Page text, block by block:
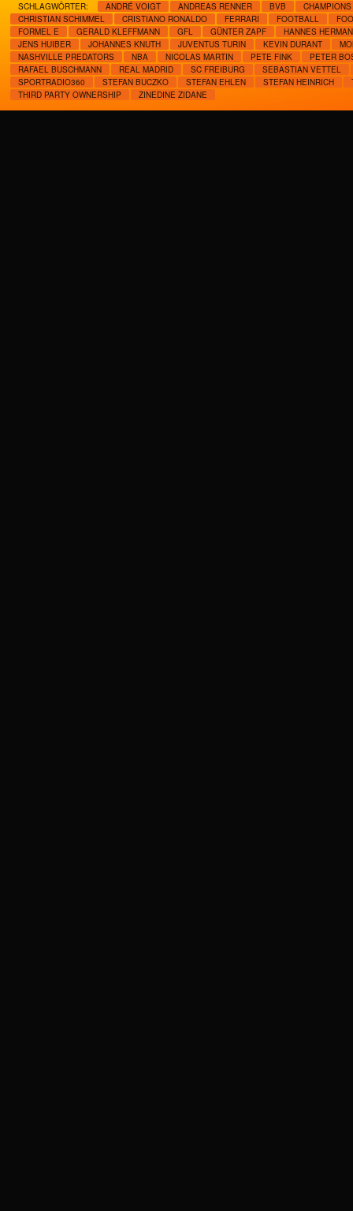
SCHLAGWÖRTER: ANDRÉ VOIGT ANDREAS RENNER BVB
CHRISTIAN SCHIMMEL
CRISTIANO RONALDO FERRARI FOOTBALL
FORMEL E
GERALD KLEFFMANN GFL GÜNTER ZAPF
HANNES
JENS HUIBER
JOHANNES KNUTH JUVENTUS TURIN KEVIN DURANT
NASHVILLE PREDATORS
NBA NICOLAS MARTIN PETE FINK
PETER
RAFAEL BUSCHMANN
REAL MADRID SC FREIBURG
SEBASTIAN VETTEL
SPORTRADIO360
STEFAN BUCZKO STEFAN EHLEN STEFAN HEINRICH
THIRD PARTY OWNERSHIP
ZINEDINE ZIDANE